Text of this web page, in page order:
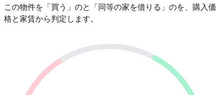
この物件を「買う」のと「同等の家を借りる」のを、購入価
格と家賃から判定します。